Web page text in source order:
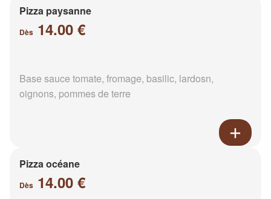
Pizza paysanne
Dès 14.00 €
Base sauce tomate, fromage, basilic, lardosn,
oignons, pommes de terre
Pizza océane
Dès 14.00 €